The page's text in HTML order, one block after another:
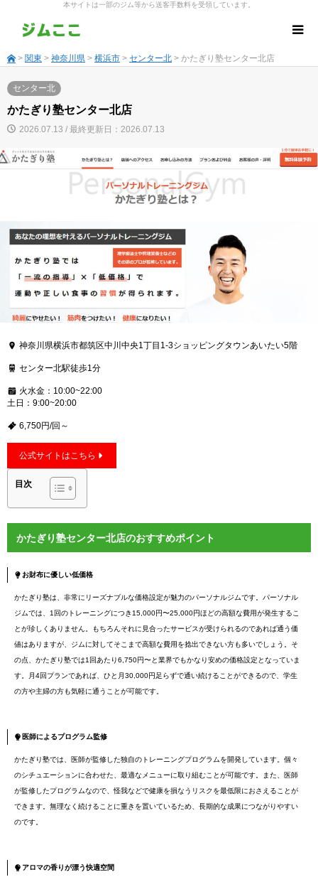
本サイトは一部のジム等から送客手数料を受領しています。
> 関東 > 神奈川県 > 横浜市 > センター北 > かたぎり塾センター北店
センター北
かたぎり塾センター北店
2026.07.13 / 最終更新日：2026.07.13
神奈川県横浜市都筑区中川中央1丁目1-3ショッピングタウンあいたい5階
センター北駅徒歩1分
火水金：10:00~22:00
土日：9:00~20:00
6,750円/回～
公式サイトはこちら
目次
かたぎり塾センター北店のおすすめポイント
お財布に優しい低価格
かたぎり塾は、非常にリーズナブルな価格設定が魅力のパーソナルジムです。パーソナル
ジムでは、1回のトレーニングにつき15,000円〜25,000円ほどの高額な費用が発生するこ
とが珍しくありません。もちろんそれに見合ったサービスが受けられるのであれば通う価
値はありますが、ジムに対してそこまで高額な費用を捻出できない方も多いでしょう。そ
の点、かたぎり塾では1回あたり6,750円〜と業界でもかなり安めの価格設定となっていま
す。月4回プランであれば、ひと月30,000円足らずで通い続けることができるので、学生
の方や主婦の方も気軽に通うことが可能です。
医師によるプログラム監修
かたぎり塾では、医師が監修した独自のトレーニングプログラムを開発しています。個々
のシチュエーションに合わせた、最適なメニューに取り組むことが可能です。また、医師
が監修したプログラムなので、怪我などで健康を損なうリスクを最低限におさえることが
できます。無理なく続けることに重きを置いているため、長期的な成果につながりやすい
のです。
アロマの香りが漂う快適空間